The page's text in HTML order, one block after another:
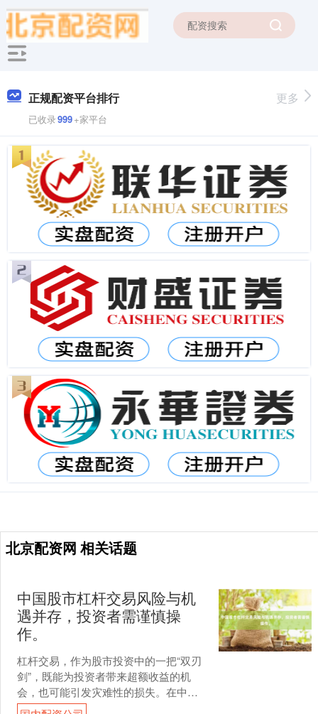
正规配资平台排行
已收录999+家平台
更多
北京配资网 相关话题
中国股市杠杆交易风险与机
遇并存，投资者需谨慎操
作。
杠杆交易，作为股市投资中的一把“双刃
剑”，既能为投资者带来超额收益的机
会，也可能引发灾难性的损失。在中国
股市中，随着金融工具的日益丰富，杠